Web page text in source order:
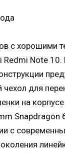
с хорошими
Redmi Note
для
на
с